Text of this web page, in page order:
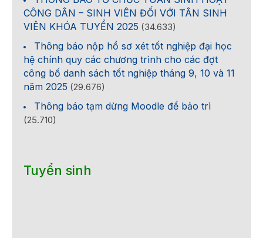
CÔNG DÂN – SINH VIÊN ĐỐI VỚI TÂN SINH
VIÊN KHÓA TUYỂN 2025 (34.633)
Thông báo nộp hồ sơ xét tốt nghiệp đại học
hệ chính quy các chương trình cho các đợt
công bố danh sách tốt nghiệp tháng 9, 10 và 11
năm 2025 (29.676)
Thông báo tạm dừng Moodle để bảo trì
(25.710)
Tuyển sinh